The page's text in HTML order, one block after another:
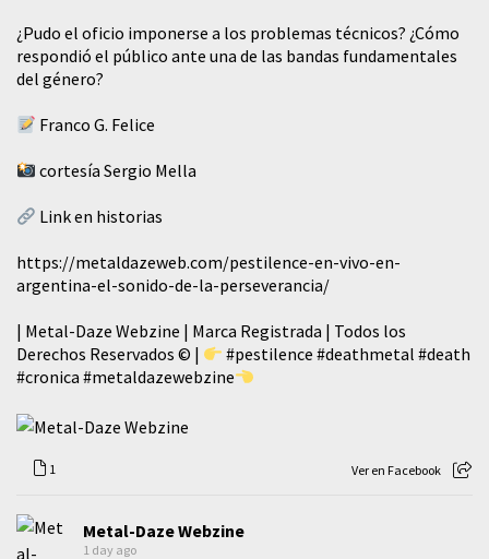
¿Pudo el oficio imponerse a los problemas técnicos? ¿Cómo
respondió el público ante una de las bandas fundamentales
del género?
Franco G. Felice
cortesía Sergio Mella
Link en historias
https://metaldazeweb.com/pestilence-en-vivo-en-
argentina-el-sonido-de-la-perseverancia/
| Metal-Daze Webzine | Marca Registrada | Todos los
Derechos Reservados © |
#pestilence #deathmetal #death
#cronica #metaldazewebzine
1 Ver en Facebook
Metal-Daze Webzine
1 day ago